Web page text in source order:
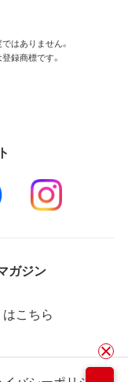
はありません。
録商標です。
ガジン
はこちら